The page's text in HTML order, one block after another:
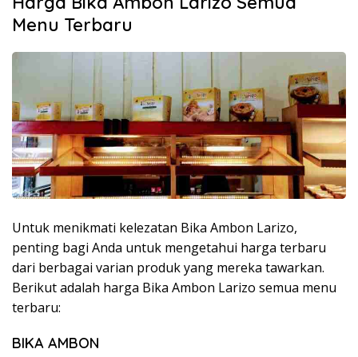
Menu Terbaru
Untuk menikmati kelezatan Bika Ambon Larizo,
penting bagi Anda untuk mengetahui harga terbaru
dari berbagai varian produk yang mereka tawarkan.
Berikut adalah harga Bika Ambon Larizo semua menu
terbaru:
BIKA AMBON